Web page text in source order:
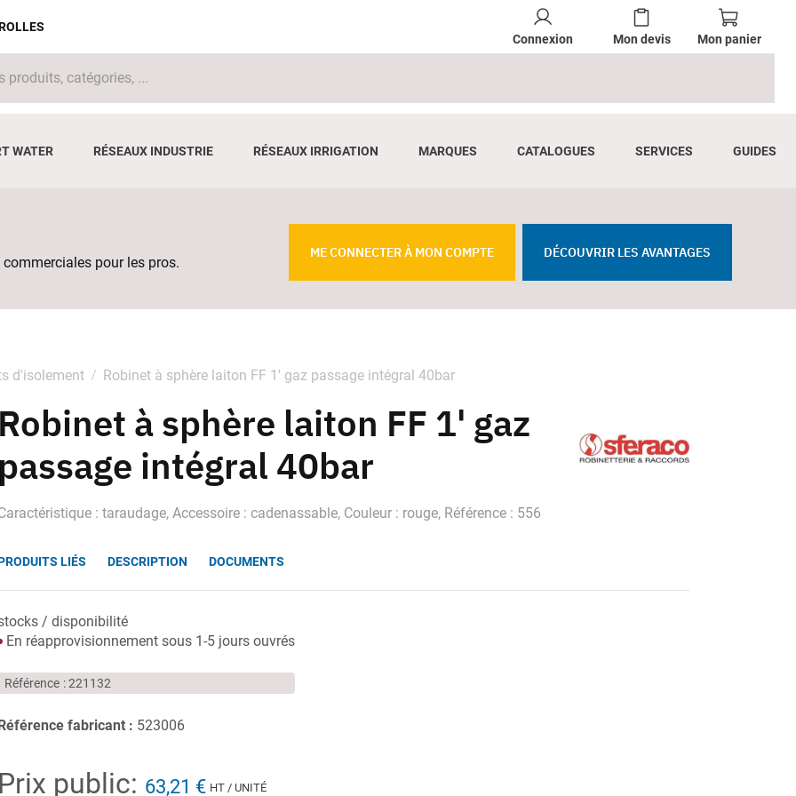
Connexion Mon devis Mon panier
WATER RÉSEAUX INDUSTRIE RÉSEAUX IRRIGATION MARQUES CATALOGUES SERVICES GUIDES
pour les pros.
ME CONNECTER À MON COMPTE DÉCOUVRIR LES AVANTAGES
d'isolement Robinet à sphère laiton FF 1' gaz passage intégral 40bar
Robinet à sphère laiton FF 1' gaz
passage intégral 40bar
: taraudage, Accessoire : cadenassable, Couleur : rouge, Référence : 556
LIÉS DESCRIPTION DOCUMENTS
/ disponibilité
En réapprovisionnement sous 1-5 jours ouvrés
Référence 221132
fabricant : 523006
Prix public: 63,21 € HT / UNITÉ